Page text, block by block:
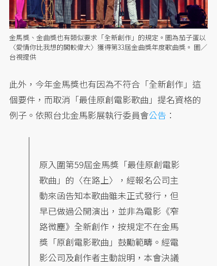
金馬獎、金曲獎也有類似要求「全新創作」的規定。圖為茄子蛋以
〈愛情你比我想的閣較偉大〉獲得第33屆金曲獎年度歌曲獎。 圖／
台視提供
此外，今年金馬獎也有因為不符合「全新創作」這
個要件，而取消「最佳原創電影歌曲」提名資格的
例子。依照台北金馬影展執行委員會公告 ：
原入圍第59屆金馬獎「最佳原創電影
歌曲」的〈在路上〉，經報名公司主
動來函告知本歌曲雖未正式發行，但
早已做過公開演出，並非為電影《窄
路微塵》全新創作，按規定不在金馬
獎「原創電影歌曲」鼓勵範疇。經電
影公司及創作者主動說明，本會決議